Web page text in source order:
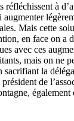
réfléchissent à
Mais cette
en face on a
avec ces
mais on ne
sacrifiant la
de